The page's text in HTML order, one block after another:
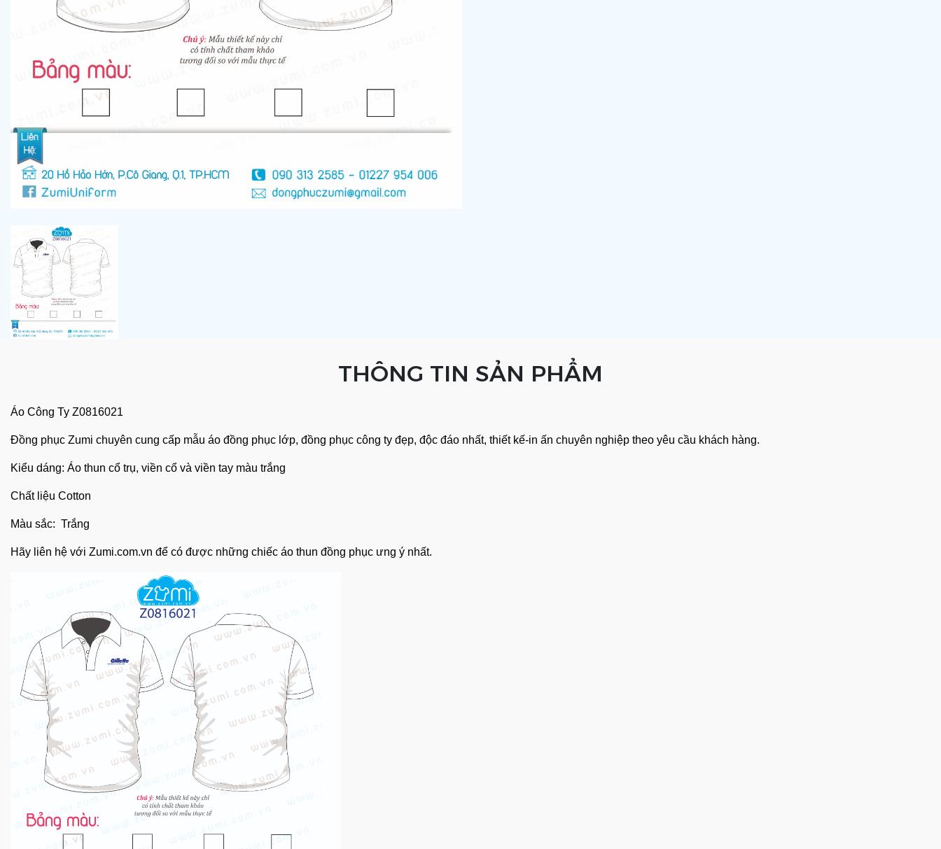
THÔNG TIN SẢN PHẨM
Áo Công Ty Z0816021
Đồng phục Zumi chuyên cung cấp mẫu áo đồng phục lớp, đồng phục công ty đẹp, độc đáo nhất, thiết kế-in ấn chuyên nghiệp theo yêu cầu khách hàng.
Kiểu dáng: Áo thun cổ trụ, viền cổ và viền tay màu trắng
Chất liệu Cotton
Màu sắc: Trắng
Hãy liên hệ với Zumi.com.vn để có được những chiếc áo thun đồng phục ưng ý nhất.